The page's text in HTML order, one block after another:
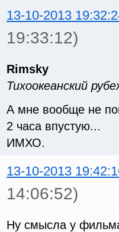
13-10-2013
19:33:12)
Rimsky
Тихоокеанский
А мне вообще не
2 часа впустую...
ИМХО.
13-10-2013
14:06:52)
Ну смысла у